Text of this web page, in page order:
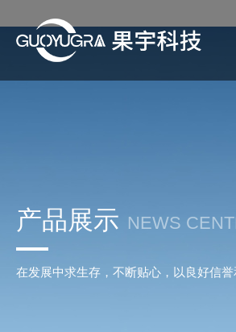
产品展示 NEWS
在发展中求生存，不断贴心，以良好信